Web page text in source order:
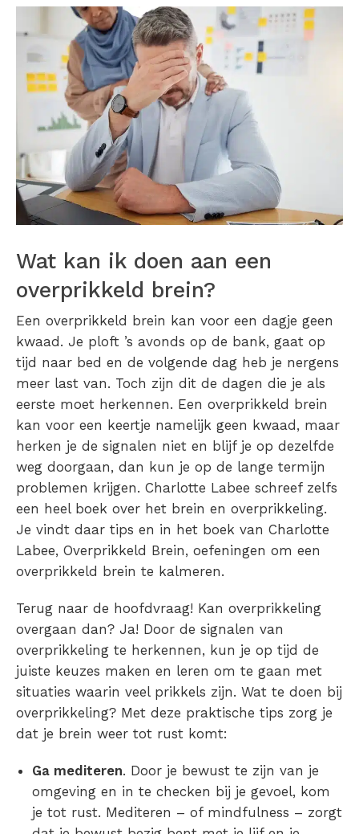
Wat kan ik doen aan een
overprikkeld brein?
Een overprikkeld brein kan voor een dagje geen
kwaad. Je ploft ’s avonds op de bank, gaat op
tijd naar bed en de volgende dag heb je nergens
meer last van. Toch zijn dit de dagen die je als
eerste moet herkennen. Een overprikkeld brein
kan voor een keertje namelijk geen kwaad, maar
herken je de signalen niet en blijf je op dezelfde
weg doorgaan, dan kun je op de lange termijn
problemen krijgen. Charlotte Labee schreef zelfs
een heel boek over het brein en overprikkeling.
Je vindt daar tips en in het boek van Charlotte
Labee, Overprikkeld Brein, oefeningen om een
overprikkeld brein te kalmeren.
Terug naar de hoofdvraag! Kan overprikkeling
overgaan dan? Ja! Door de signalen van
overprikkeling te herkennen, kun je op tijd de
juiste keuzes maken en leren om te gaan met
situaties waarin veel prikkels zijn. Wat te doen bij
overprikkeling? Met deze praktische tips zorg je
dat je brein weer tot rust komt:
Ga mediteren. Door je bewust te zijn van je
omgeving en in te checken bij je gevoel, kom
je tot rust. Mediteren – of mindfulness – zorgt